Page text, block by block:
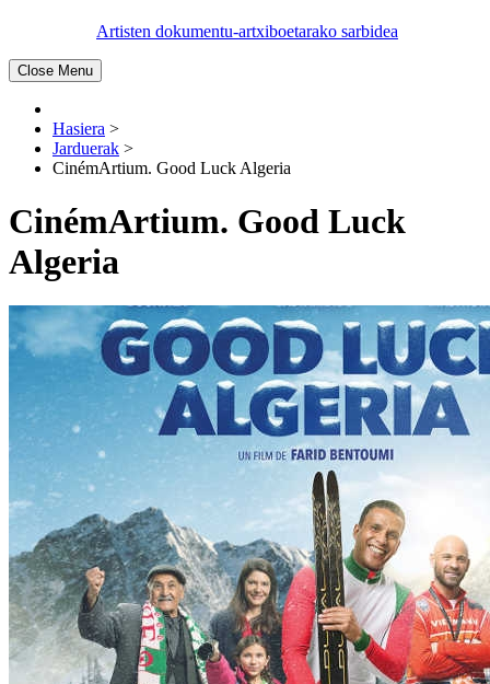
Artisten dokumentu-artxiboetarako sarbidea
Close Menu
Hasiera >
Jarduerak >
CinémArtium. Good Luck Algeria
CinémArtium. Good Luck
Algeria